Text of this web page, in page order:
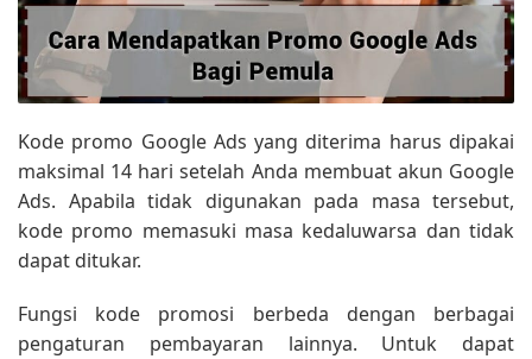
Kode promo Google Ads yang diterima harus dipakai
maksimal 14 hari setelah Anda membuat akun Google
Ads. Apabila tidak digunakan pada masa tersebut,
kode promo memasuki masa kedaluwarsa dan tidak
dapat ditukar.
Fungsi kode promosi berbeda dengan berbagai
pengaturan pembayaran lainnya. Untuk dapat